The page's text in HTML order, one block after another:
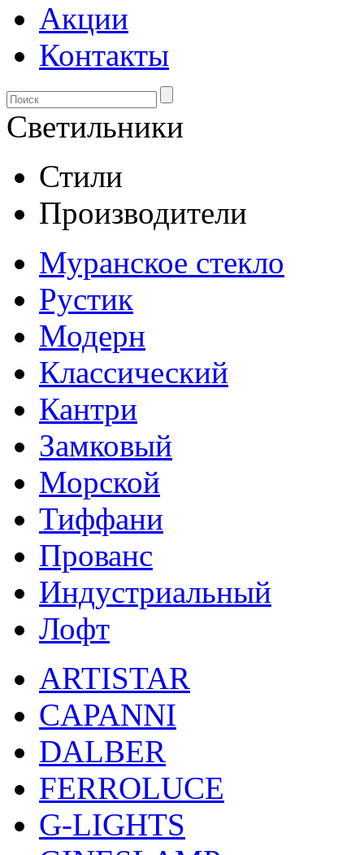
Акции
Контакты
Светильники
Стили
Производители
Муранское стекло
Рустик
Модерн
Классический
Кантри
Замковый
Морской
Тиффани
Прованс
Индустриальный
Лофт
ARTISTAR
CAPANNI
DALBER
FERROLUCE
G-LIGHTS